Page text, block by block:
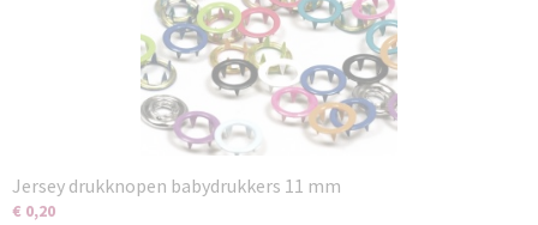
Jersey drukknopen babydrukkers 11 mm
€ 0,20